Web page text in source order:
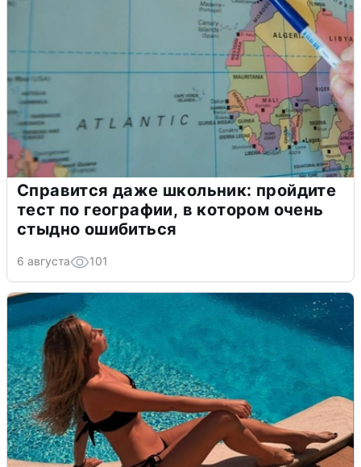
Справится даже школьник: пройдите
тест по географии, в котором очень
стыдно ошибиться
6 августа 101